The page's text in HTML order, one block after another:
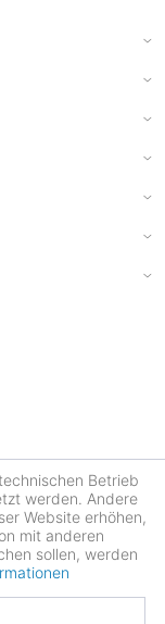
Betrieb
werden. Andere
Website erhöhen,
mit anderen
sollen, werden